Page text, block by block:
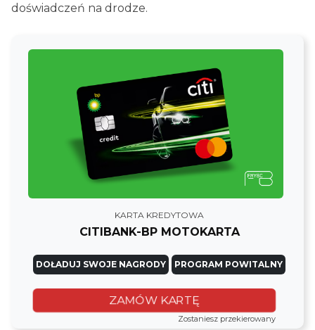
doświadczeń na drodze.
KARTA KREDYTOWA
CITIBANK-BP MOTOKARTA
DOŁADUJ SWOJE NAGRODY PROGRAM POWITALNY
ZAMÓW KARTĘ
Zostaniesz przekierowany